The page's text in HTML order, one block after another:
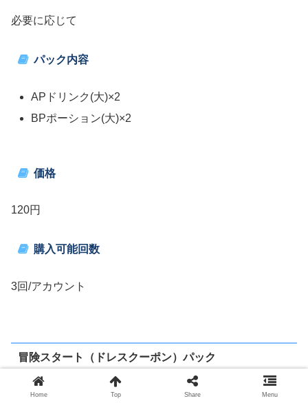
必要に応じて
パック内容
APドリンク(大)×2
BPポーション(大)×2
価格
120円
購入可能回数
3回/アカウント
冒険スタート（ドレスクーポン）パック
Home Top Share Menu